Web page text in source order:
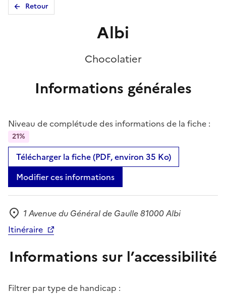
Retour
Albi
Chocolatier
Informations générales
Niveau de complétude des informations de la fiche :
21%
Télécharger la fiche (PDF, environ 35 Ko)
Modifier ces informations
Adresse
1 Avenue du Général de Gaulle 81000 Albi
Itinéraire
Informations sur l’accessibilité
Filtrer par type de handicap :